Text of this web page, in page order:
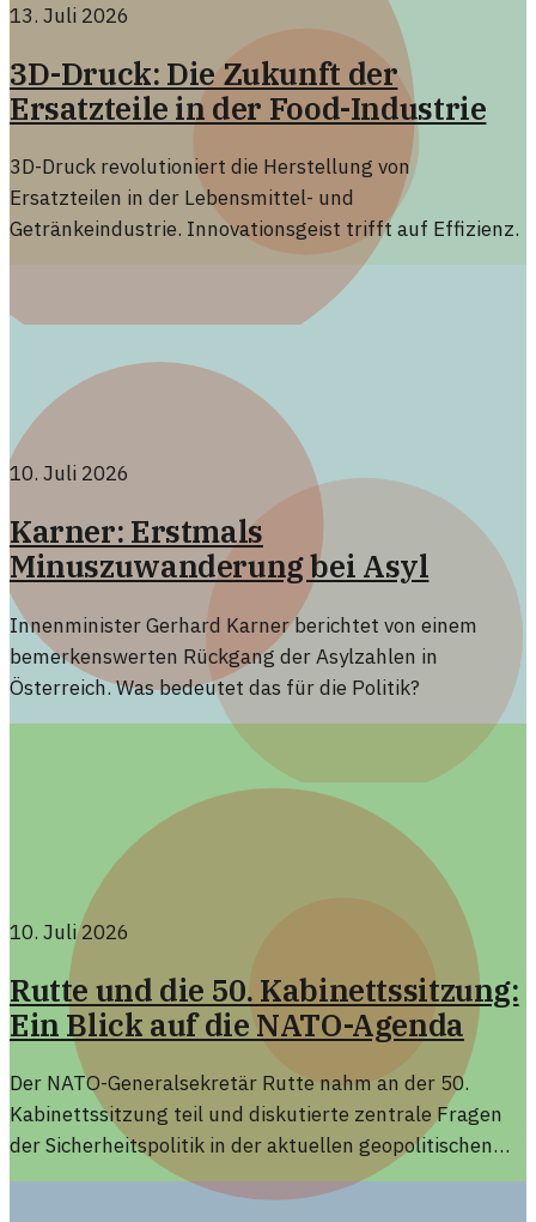
13. Juli 2026
3D-Druck: Die Zukunft der
Ersatzteile in der Food-Industrie
3D-Druck revolutioniert die Herstellung von
Ersatzteilen in der Lebensmittel- und
Getränkeindustrie. Innovationsgeist trifft auf Effizienz.
10. Juli 2026
Karner: Erstmals
Minuszuwanderung bei Asyl
Innenminister Gerhard Karner berichtet von einem
bemerkenswerten Rückgang der Asylzahlen in
Österreich. Was bedeutet das für die Politik?
10. Juli 2026
Rutte und die 50. Kabinettssitzung:
Ein Blick auf die NATO-Agenda
Der NATO-Generalsekretär Rutte nahm an der 50.
Kabinettssitzung teil und diskutierte zentrale Fragen
der Sicherheitspolitik in der aktuellen geopolitischen
Lage. Die Sitzung bot einen Rahmen für wichtige
Entscheidungen und strategische Weichenstellungen.